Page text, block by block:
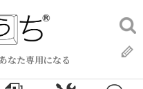
なた専用になる
検
索: